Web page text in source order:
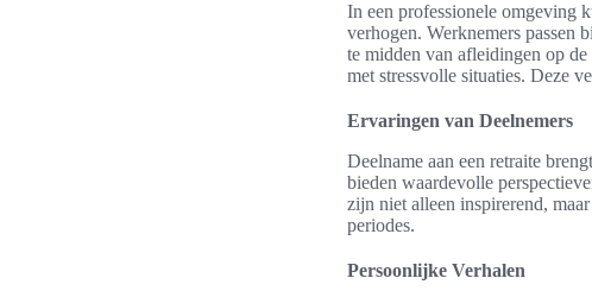
In een professionele omgeving
verhogen. Werknemers passen
te midden van afleidingen op
met stressvolle situaties. Deze
Ervaringen van Deelnemers
Deelname aan een retraite
bieden waardevolle
zijn niet alleen inspirerend,
periodes.
Persoonlijke Verhalen